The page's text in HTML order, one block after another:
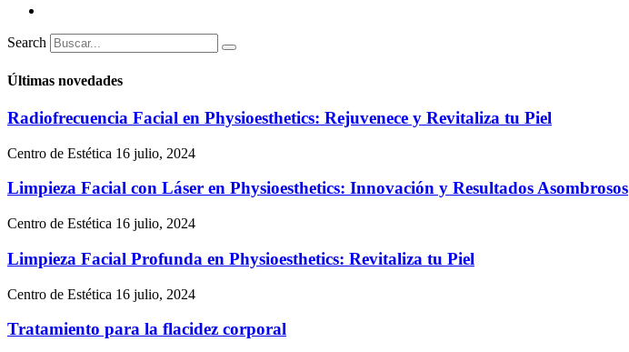
Search
Últimas novedades
Radiofrecuencia Facial en Physioesthetics: Rejuvenece y Revitaliza tu Piel
Centro de Estética 16 julio, 2024
Limpieza Facial con Láser en Physioesthetics: Innovación y Resultados Asombrosos
Centro de Estética 16 julio, 2024
Limpieza Facial Profunda en Physioesthetics: Revitaliza tu Piel
Centro de Estética 16 julio, 2024
Tratamiento para la flacidez corporal